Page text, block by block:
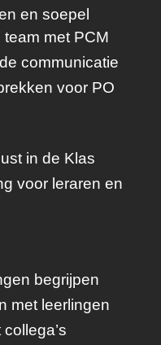
en soepel
met PCM
communicatie
voor PO
in de Klas
voor leraren en
begrijpen
met leerlingen